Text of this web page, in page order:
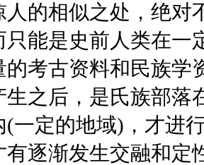
人的相似之处，绝对
只能是史前人类在一
的考古资料和民族学
生之后，是氏族部
(一定的地域)，才进
有逐渐发生交融和定